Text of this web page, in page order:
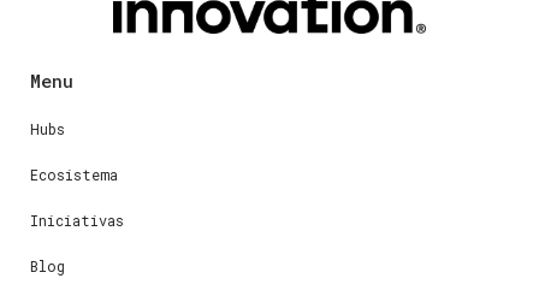
Menu
Hubs
Ecosistema
Iniciativas
Blog